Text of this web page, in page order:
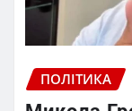
ПОЛІТИКА